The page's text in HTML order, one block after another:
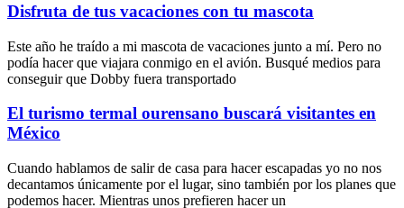
Disfruta de tus vacaciones con tu mascota
Este año he traído a mi mascota de vacaciones junto a mí. Pero no
podía hacer que viajara conmigo en el avión. Busqué medios para
conseguir que Dobby fuera transportado
El turismo termal ourensano buscará visitantes en
México
Cuando hablamos de salir de casa para hacer escapadas yo no nos
decantamos únicamente por el lugar, sino también por los planes que
podemos hacer. Mientras unos prefieren hacer un